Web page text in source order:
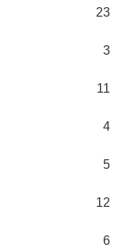
23
3
11
4
5
12
6